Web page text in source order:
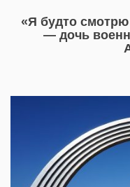
«Я будто
— дочь